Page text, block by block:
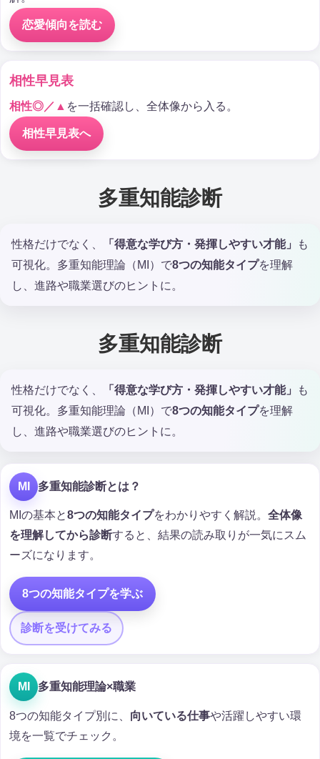
恋愛傾向を読む
相性早見表
相性◎／▲ を一括確認し、全体像から入る。
相性早見表へ
多重知能診断
性格だけでなく、 「得意な学び方・発揮しやすい才能」
も
可視化。多重知能理論（MI）で8つの知能タイプを理解
し、進路や職業選びのヒントに。
多重知能診断
性格だけでなく、 「得意な学び方・発揮しやすい才能」
も
可視化。多重知能理論（MI）で8つの知能タイプを理解
し、進路や職業選びのヒントに。
MI 多重知能診断とは？
MIの基本と8つの知能タイプをわかりやすく解説。 全体像
を理解してから診断すると、結果の読み取りが一気にスム
ーズになります。
8つの知能タイプを学ぶ
診断を受けてみる
MI 多重知能理論×職業
8つの知能タイプ別に、 向いている仕事や活躍しやすい環
境を一覧でチェック。